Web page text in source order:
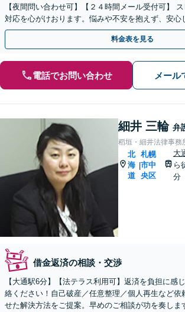
【夜間問い合わせ可】【２４時間メール受付可】 スピーディで丁寧な
対応を心がけおります。悩みや不安を抱えず、安心
い。
料金表を見る
電話でお問い合わせ メール
細井 三輪 弁
稻垣・細井法律事務
北
海
道
|
札幌
市中
央区
大
ら
分
借金返済の相談・交渉
【大通駅6分】【法テラス利用可】返済を負担に感
絡ください！自己破産／任意整理／個人再生など依
せた解決方法をご提案。早めのご相談が功を奏しま